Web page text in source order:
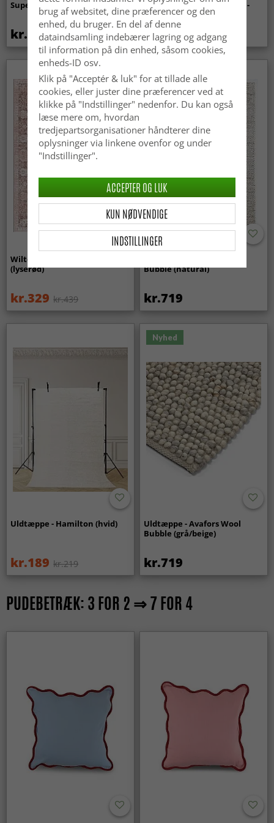
Super Soft Fur (beige)
kr.369
indendørs/udendørs brug -
Arlo (beige)
kr.439
Wilton-tæppe - Gombalia
(lyserød)
kr.329 kr.439
Bubble (natural)
kr.719
Uldtæppe - Hamilton (hvid)
kr.189 kr.219
Nyhed
Uldtæppe - Avafors Wool
Bubble (grå/beige)
kr.719
PUDEBETRÆK: 3 FOR 2 ⇒ 7 FOR 4
brug af websitet, dine præferencer og den
enhed, du bruger. En del af denne
dataindsamling indebærer lagring og adgang
til information på din enhed, såsom cookies,
enheds-ID osv.
Klik på "Acceptér & luk" for at tillade alle
cookies, eller juster dine præferencer ved at
klikke på "Indstillinger" nedenfor. Du kan også
læse mere om, hvordan
tredjepartsorganisationer håndterer dine
oplysninger via linkene ovenfor og under
"Indstillinger".
INDSTILLINGER
KUN NØDVENDIGE
ACCEPTER OG LUK